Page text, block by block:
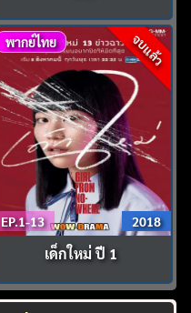
จบแล้ว
พากย์ไทย
EP.1-13 2018
เด็กใหม่ ปี 1